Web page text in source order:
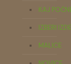
KAJ
IZBERI
MALICE